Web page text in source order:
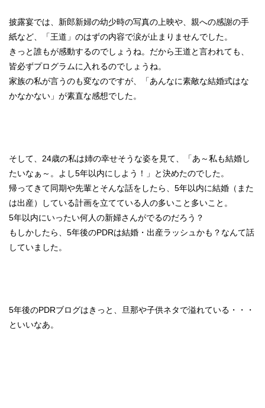
披露宴では、新郎新婦の幼少時の写真の上映や、親への感謝の手
紙など、「王道」のはずの内容で涙が止まりませんでした。
きっと誰もが感動するのでしょうね。だから王道と言われても、
皆必ずプログラムに入れるのでしょうね。
家族の私が言うのも変なのですが、「あんなに素敵な結婚式はな
かなかない」が素直な感想でした。
そして、24歳の私は姉の幸せそうな姿を見て、「あ～私も結婚し
たいなぁ～。よし5年以内にしよう！」と決めたのでした。
帰ってきて同期や先輩とそんな話をしたら、5年以内に結婚（また
は出産）している計画を立てている人の多いこと多いこと。
5年以内にいったい何人の新婦さんがでるのだろう？
もしかしたら、5年後のPDRは結婚・出産ラッシュかも？なんて話
していました。
5年後のPDRブログはきっと、旦那や子供ネタで溢れている・・・
といいなあ。